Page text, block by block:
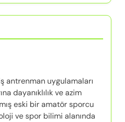
antrenman uygulamaları
dayanıklılık ve azim
eski bir amatör sporcu
ve spor bilimi alanında